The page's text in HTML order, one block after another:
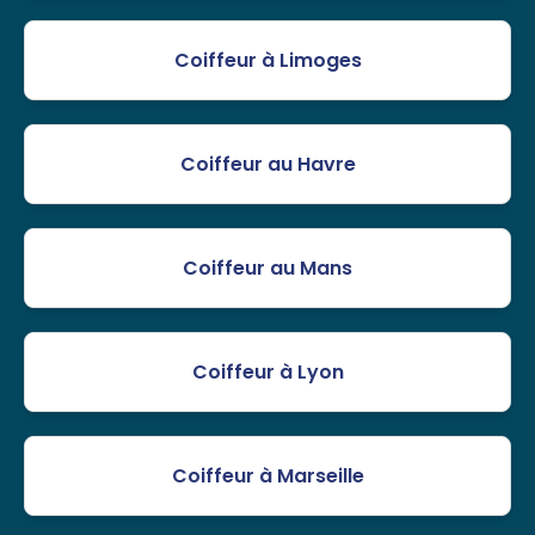
Coiffeur à Limoges
Coiffeur au Havre
Coiffeur au Mans
Coiffeur à Lyon
Coiffeur à Marseille